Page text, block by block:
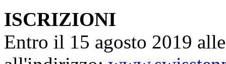
ISCRIZIONI
Entro il 15 agosto 2019